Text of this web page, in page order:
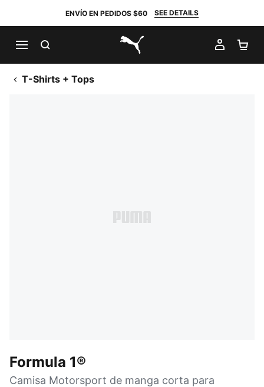
ENVÍO EN PEDIDOS $60 SEE DETAILS
PUMA.com
MI
T-Shirts + Tops
Formula 1®
Camisa Motorsport de manga corta para